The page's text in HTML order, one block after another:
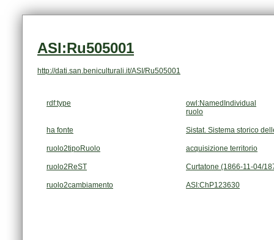
ASI:Ru505001
http://dati.san.beniculturali.it/ASI/Ru505001
rdf:type
owl:NamedIndividual
ruolo
ha fonte Sistat. Sistema storico
ruolo2tipoRuolo acquisizione territorio
ruolo2ReST Curtatone (1866-11-04/
ruolo2cambiamento ASI:ChP123630